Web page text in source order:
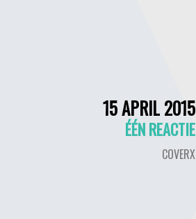
15 APRIL 2015
ÉÉN REACTIE
COVERX